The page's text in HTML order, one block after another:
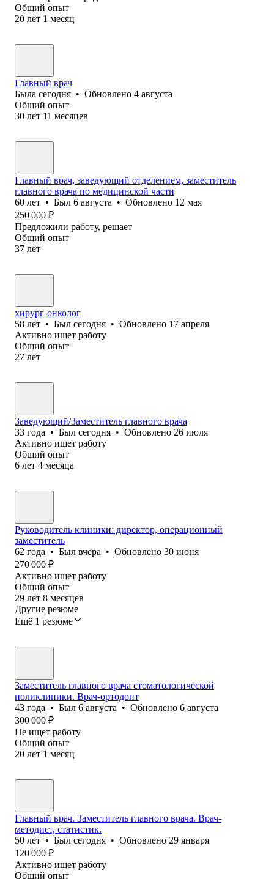
Общий опыт
20 лет 1 месяц
Главный врач
Была сегодня • Обновлено 4 августа
Общий опыт
30 лет 11 месяцев
Главный врач, заведующий отделением, заместитель
главного врача по медицинской части
60 лет • Был 6 августа • Обновлено 12 мая
250 000 ₽
Предложили работу, решает
Общий опыт
37 лет
хирург-онколог
58 лет • Был сегодня • Обновлено 17 апреля
Активно ищет работу
Общий опыт
27 лет
Заведующий/Заместитель главного врача
33 года • Был сегодня • Обновлено 26 июля
Активно ищет работу
Общий опыт
6 лет 4 месяца
Руководитель клиники: директор, операционный
заместитель
62 года • Был вчера • Обновлено 30 июня
270 000 ₽
Активно ищет работу
Общий опыт
29 лет 8 месяцев
Другие резюме
Ещё 1 резюме
Заместитель главного врача стоматологической
поликлиники. Врач-ортодонт
43 года • Был 6 августа • Обновлено 6 августа
300 000 ₽
Не ищет работу
Общий опыт
20 лет 1 месяц
Главный врач. Заместитель главного врача. Врач-
методист, статистик.
50 лет • Был сегодня • Обновлено 29 января
120 000 ₽
Активно ищет работу
Общий опыт